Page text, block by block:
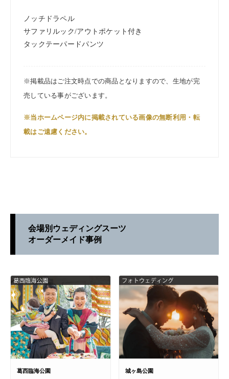
ノッチドラペル
サファリルック/アウトポケット付き
タックテーパードパンツ
※掲載品はご注文時点での商品となりますので、生地が完
売している事がございます。
※当ホームページ内に掲載されている画像の無断利用・転
載はご遠慮ください。
会場別ウェディングスーツ
オーダーメイド事例
葛西臨海公園 城ヶ島公園